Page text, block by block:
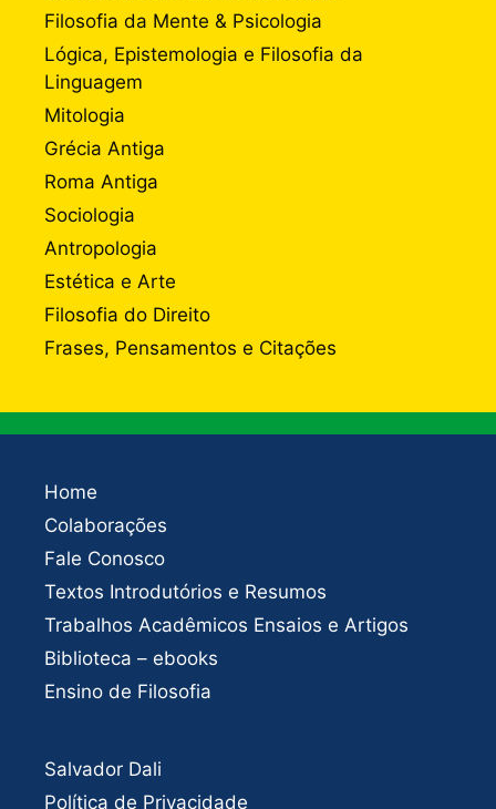
Filosofia da Mente & Psicologia
Lógica, Epistemologia e Filosofia da
Linguagem
Mitologia
Grécia Antiga
Roma Antiga
Sociologia
Antropologia
Estética e Arte
Filosofia do Direito
Frases, Pensamentos e Citações
Home
Colaborações
Fale Conosco
Textos Introdutórios e Resumos
Trabalhos Acadêmicos Ensaios e Artigos
Biblioteca – ebooks
Ensino de Filosofia
Salvador Dali
Política de Privacidade